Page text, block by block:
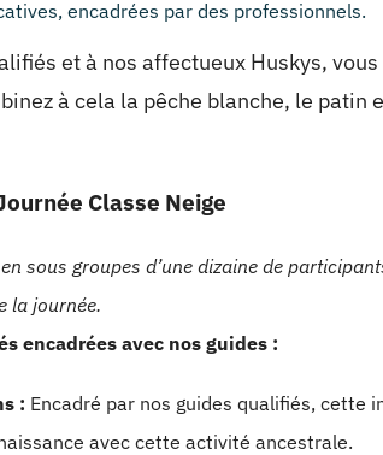
encadrées par des professionnels.
et à nos affectueux Huskys,
à cela la pêche blanche, le
Classe Neige
sous groupes d’une dizaine de
la journée.
encadrées avec nos guides :
: Encadré par nos guides qualifiés,
avec cette activité ancestrale.